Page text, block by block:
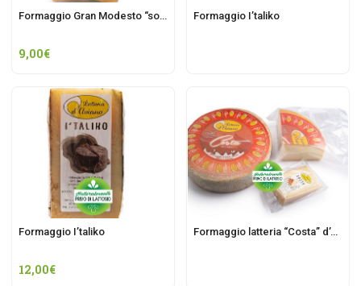
Formaggio Gran Modesto “sottopaglia”
9,00€
Formaggio I’taliko
Formaggio I’taliko
12,00€
Formaggio latteria “Costa” d’Aviano fresco